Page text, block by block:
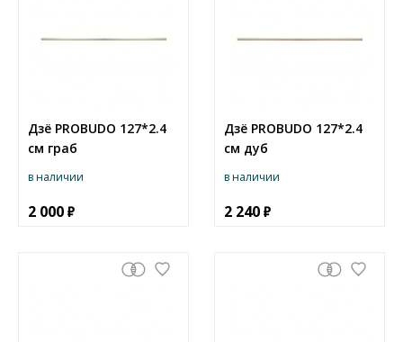
Дзё PROBUDO 127*2.4
см граб
в наличии
2 000
Дзё PROBUDO 127*2.4
см дуб
в наличии
2 240